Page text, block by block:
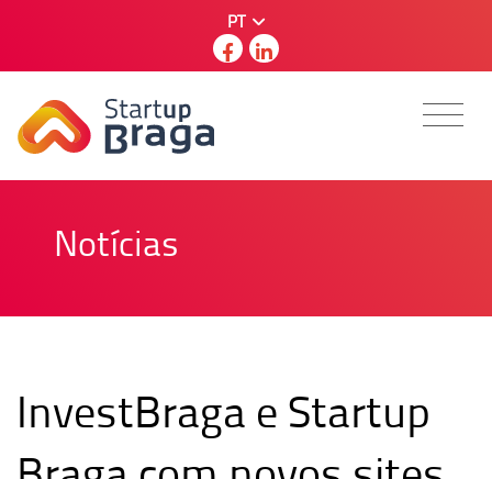
PT
Notícias
InvestBraga e Startup